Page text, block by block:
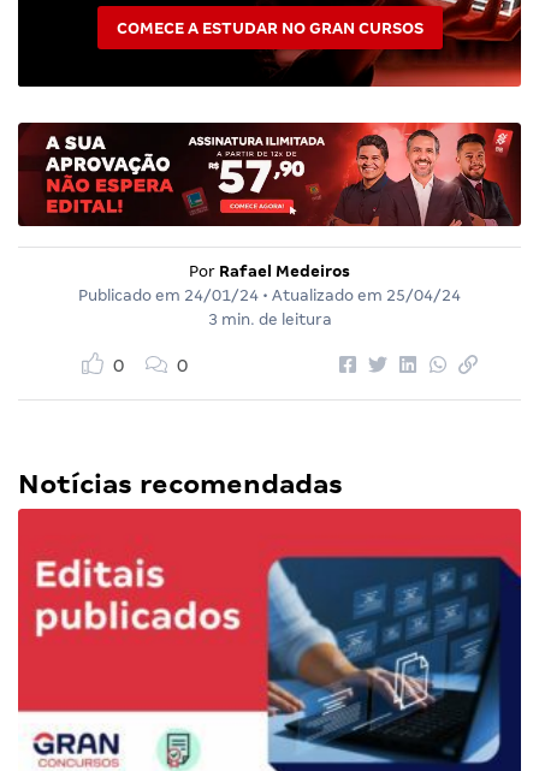
COMECE A ESTUDAR NO GRAN CURSOS
Por Rafael Medeiros
Publicado em 24/01/24 • Atualizado em 25/04/24
3 min. de leitura
0 0
Notícias recomendadas